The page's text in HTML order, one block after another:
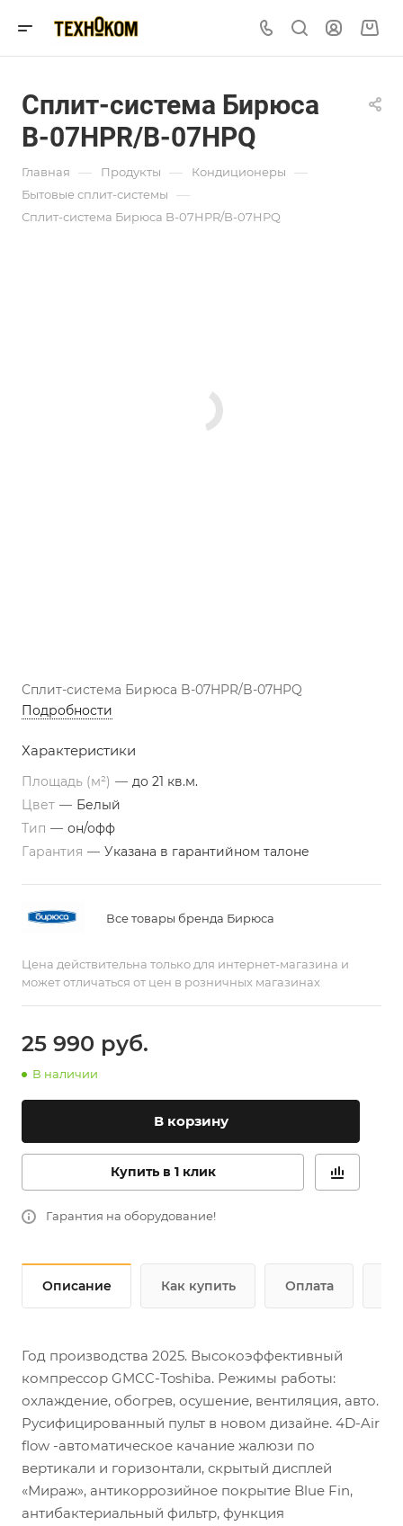
Сплит-система Бирюса
B-07HPR/B-07HPQ
Главная — Продукты — Кондиционеры —
Бытовые сплит-системы —
Сплит-система Бирюса B-07HPR/B-07HPQ
Сплит-система Бирюса B-07HPR/B-07HPQ
Подробности
Характеристики
Площадь (м²) — до 21 кв.м.
Цвет — Белый
Тип — он/офф
Гарантия — Указана в гарантийном талоне
Все товары бренда Бирюса
Цена действительна только для интернет-магазина и
может отличаться от цен в розничных магазинах
25 990 руб.
В наличии
В корзину
Купить в 1 клик
Гарантия на оборудование!
Описание Как купить Оплата
Год производства 2025. Высокоэффективный
компрессор GMCC-Toshiba. Режимы работы:
охлаждение, обогрев, осушение, вентиляция, авто.
Русифицированный пульт в новом дизайне. 4D-Air
flow -автоматическое качание жалюзи по
вертикали и горизонтали, скрытый дисплей
«Мираж», антикоррозийное покрытие Blue Fin,
антибактериальный фильтр, функция